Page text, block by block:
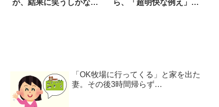
が、結果に笑うしかな
ら、「超明快な例え」で
「OK牧場に行ってくる」と家を出た
妻。その後3時間帰らず…